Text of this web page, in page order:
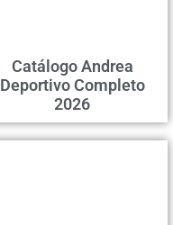
Catálogo Andrea
Deportivo Completo
2026